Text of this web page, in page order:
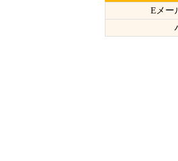
Eメー